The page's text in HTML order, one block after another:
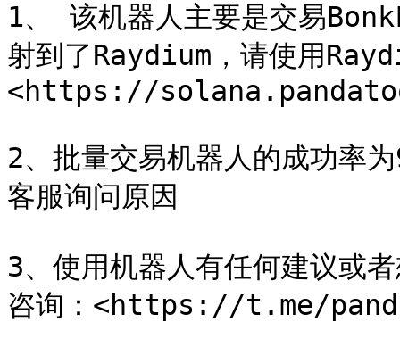
1、 该机器人主要是交易
射到了Raydium，请使用
<https://
2、批量交易机器人的成功率
客服询问原因
3、使用机器人有任何建议或
咨询：<https://t.me/